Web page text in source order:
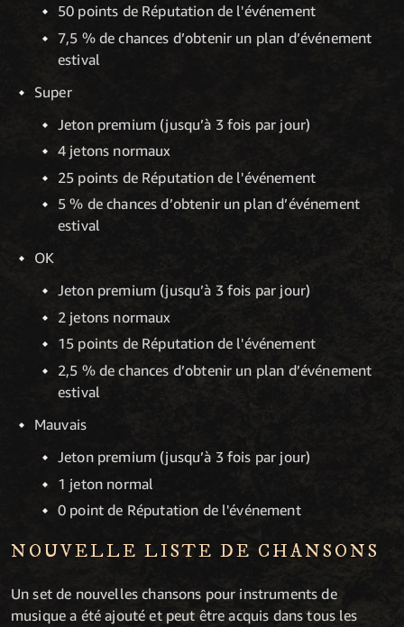
50 points de Réputation de l'événement
7,5 % de chances d’obtenir un plan d’événement
estival
Super
Jeton premium (jusqu’à 3 fois par jour)
4 jetons normaux
25 points de Réputation de l'événement
5 % de chances d’obtenir un plan d’événement
estival
OK
Jeton premium (jusqu’à 3 fois par jour)
2 jetons normaux
15 points de Réputation de l'événement
2,5 % de chances d’obtenir un plan d’événement
estival
Mauvais
Jeton premium (jusqu’à 3 fois par jour)
1 jeton normal
0 point de Réputation de l'événement
NOUVELLE LISTE DE CHANSONS
Un set de nouvelles chansons pour instruments de
musique a été ajouté et peut être acquis dans tous les